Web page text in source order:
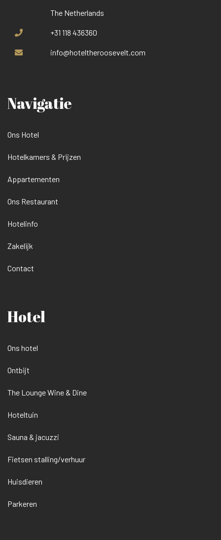
The Netherlands
+31 118 436360
info@hoteltheroosevelt.com
Navigatie
Ons Hotel
Hotelkamers & Prijzen
Appartementen
Ons Restaurant
Hotelinfo
Zakelijk
Contact
Hotel
Ons hotel
Ontbijt
The Lounge Wine & Dine
Hoteltuin
Sauna & jacuzzi
Fietsen stalling/verhuur
Huisdieren
Parkeren